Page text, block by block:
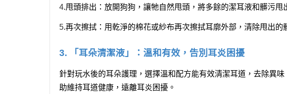
4.甩頭排出： 放開狗狗，讓牠自然甩頭，將多餘的潔耳液和髒污甩
5.再次擦拭： 用乾淨的棉花或紗布再次擦拭耳廓外部，清除甩出的
3. 「耳朵清潔液」：溫和有效，告別耳炎困擾
針對玩水後的耳朵護理，選擇溫和配方能有效清潔耳道，去除異
助維持耳道健康，遠離耳炎困擾。